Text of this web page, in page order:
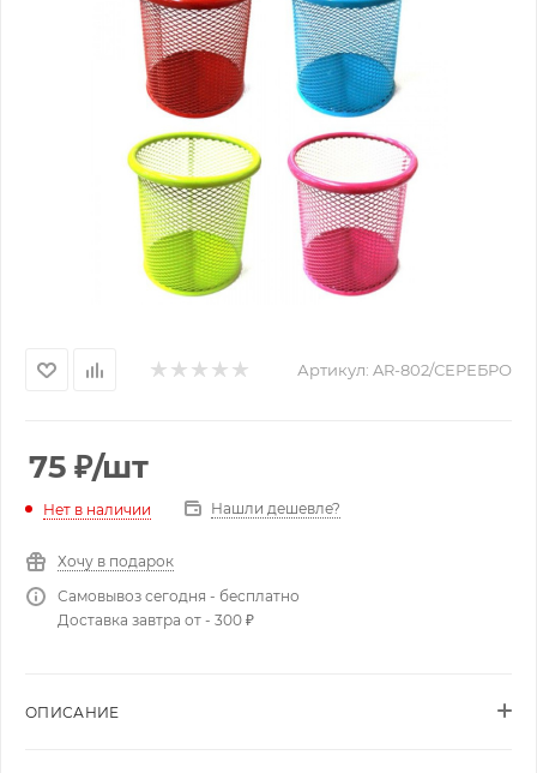
Артикул: AR-802/СЕРЕБРО
75 ₽/шт
Нет в наличии Нашли дешевле?
Хочу в подарок
Самовывоз сегодня - бесплатно
Доставка завтра от - 300 ₽
ОПИСАНИЕ